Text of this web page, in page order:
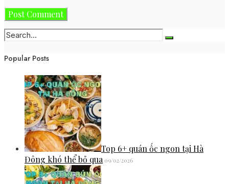
Popular Posts
Top 6+ quán ốc ngon tại Hà
Đông khó thể bỏ qua09/02/2026